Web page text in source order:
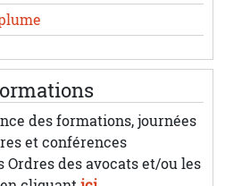
des formations, journées
et conférences
Ordres des avocats et/ou les